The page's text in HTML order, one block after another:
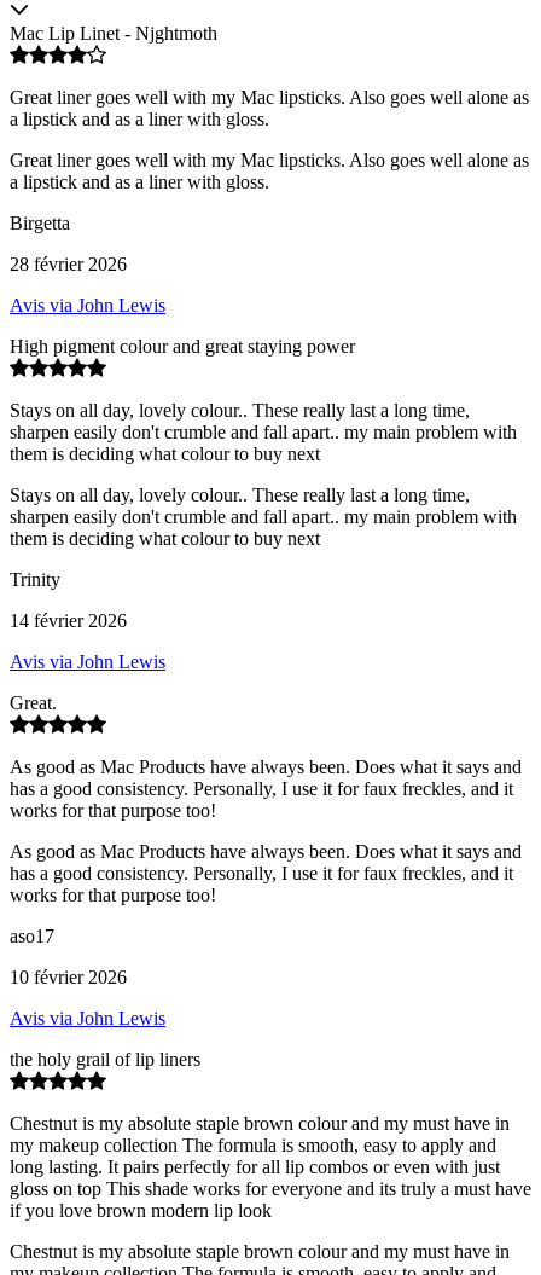
Mac Lip Linet - Njghtmoth
Great liner goes well with my Mac lipsticks. Also goes well alone as
a lipstick and as a liner with gloss.
Great liner goes well with my Mac lipsticks. Also goes well alone as
a lipstick and as a liner with gloss.
Birgetta
28 février 2026
Avis via John Lewis
High pigment colour and great staying power
Stays on all day, lovely colour.. These really last a long time,
sharpen easily don't crumble and fall apart.. my main problem with
them is deciding what colour to buy next
Stays on all day, lovely colour.. These really last a long time,
sharpen easily don't crumble and fall apart.. my main problem with
them is deciding what colour to buy next
Trinity
14 février 2026
Avis via John Lewis
Great.
As good as Mac Products have always been. Does what it says and
has a good consistency. Personally, I use it for faux freckles, and it
works for that purpose too!
As good as Mac Products have always been. Does what it says and
has a good consistency. Personally, I use it for faux freckles, and it
works for that purpose too!
aso17
10 février 2026
Avis via John Lewis
the holy grail of lip liners
Chestnut is my absolute staple brown colour and my must have in
my makeup collection The formula is smooth, easy to apply and
long lasting. It pairs perfectly for all lip combos or even with just
gloss on top This shade works for everyone and its truly a must have
if you love brown modern lip look
Chestnut is my absolute staple brown colour and my must have in